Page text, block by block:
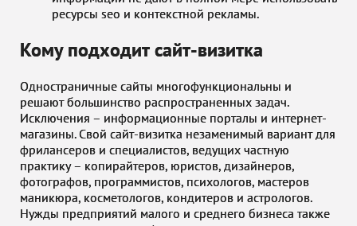
ресурсы seo и контекстной рекламы.
Кому подходит сайт-визитка
Одностраничные сайты многофункциональны и
решают большинство распространенных задач.
Исключения – информационные порталы и интернет-
магазины. Свой сайт-визитка незаменимый вариант для
фрилансеров и специалистов, ведущих частную
практику – копирайтеров, юристов, дизайнеров,
фотографов, программистов, психологов, мастеров
маникюра, косметологов, кондитеров и астрологов.
Нужды предприятий малого и среднего бизнеса также